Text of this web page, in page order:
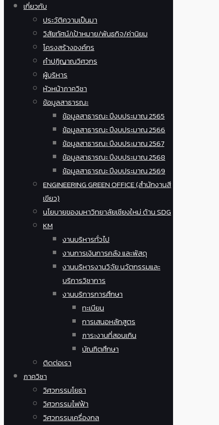
เกี่ยวกับ
ประวัติความเป็นมา
วิสัยทัศน์/เป้าหมาย/พันธกิจ/ค่านิยม
โครงสร้างองค์กร
คำปฏิญาณวิศวกร
ผู้บริหาร
หัวหน้าภาควิชา
ข้อมูลสาธารณะ
ข้อมูลสาธารณะ ปีงบประมาณ 2565
ข้อมูลสาธารณะ ปีงบประมาณ 2566
ข้อมูลสาธารณะ ปีงบประมาณ 2567
ข้อมูลสาธารณะ ปีงบประมาณ 2568
ข้อมูลสาธารณะ ปีงบประมาณ 2569
ENGINEERING GREEN OFFICE (สำนักงานสี
เขียว)
นโยบายของมหาวิทยาลัยเชียงใหม่ ด้าน SDG
KM
งานบริหารทั่วไป
งานการเงินการคลัง และพัสดุ
งานบริหารงานวิจัย นวัตกรรมและ
บริการวิชาการ
งานบริการการศึกษา
ทะเบียน
การเสนอหลักสูตร
ภาระงานที่สอนเกิน
บัณฑิตศึกษา
ติดต่อเรา
ภาควิชา
วิศวกรรมโยธา
วิศวกรรมไฟฟ้า
วิศวกรรมเครื่องกล